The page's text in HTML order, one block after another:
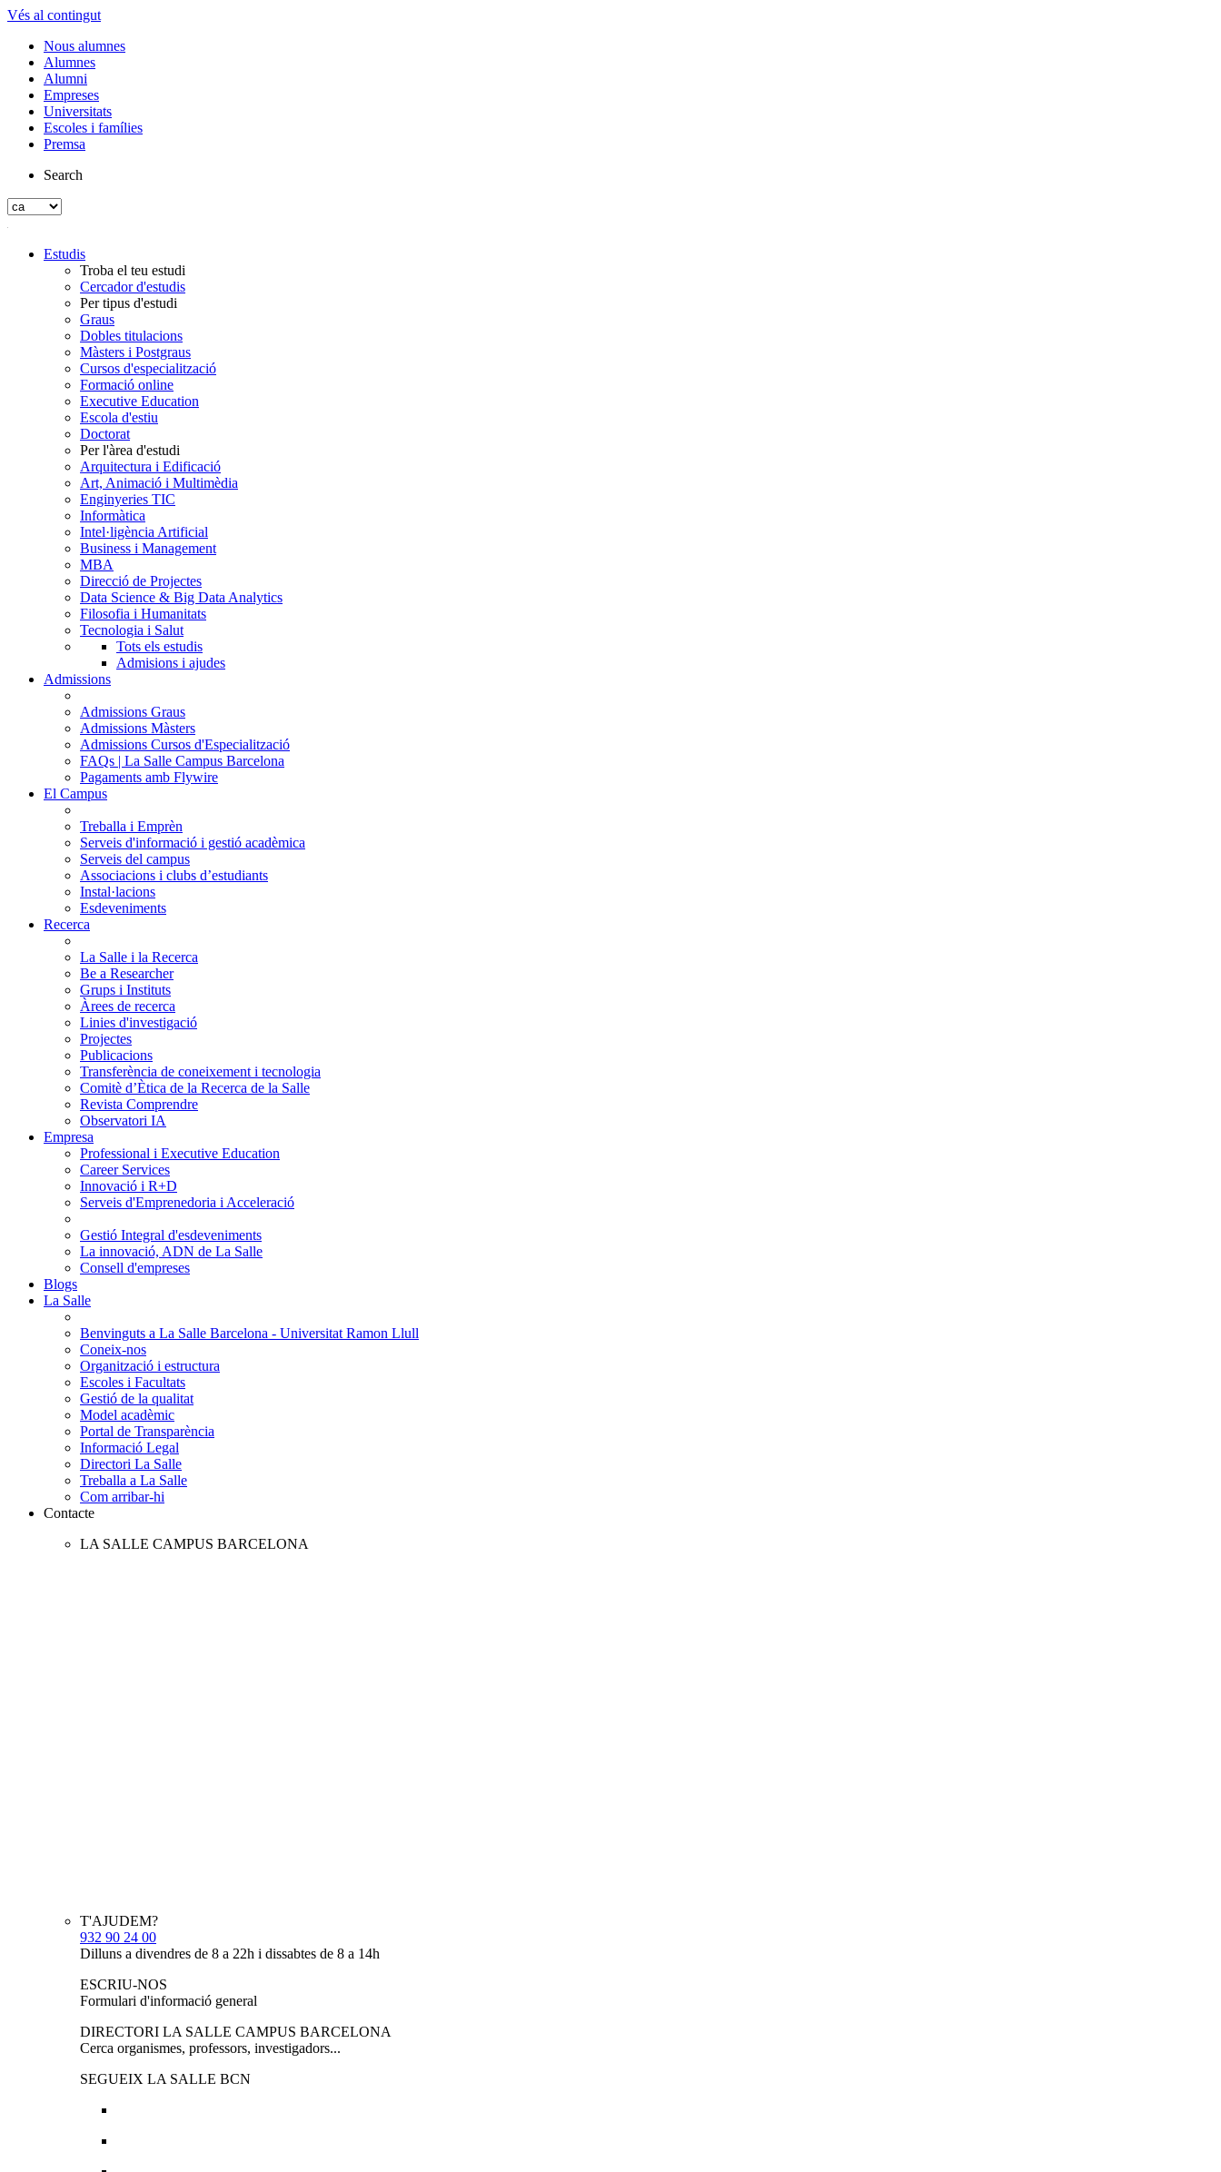
Vés al contingut
Nous alumnes
Alumnes
Alumni
Empreses
Universitats
Escoles i famílies
Premsa
Search
Estudis
Troba el teu estudi
Cercador d'estudis
Per tipus d'estudi
Graus
Dobles titulacions
Màsters i Postgraus
Cursos d'especialització
Formació online
Executive Education
Escola d'estiu
Doctorat
Per l'àrea d'estudi
Arquitectura i Edificació
Art, Animació i Multimèdia
Enginyeries TIC
Informàtica
Intel·ligència Artificial
Business i Management
MBA
Direcció de Projectes
Data Science & Big Data Analytics
Filosofia i Humanitats
Tecnologia i Salut
Tots els estudis
Admisions i ajudes
Admissions
Admissions Graus
Admissions Màsters
Admissions Cursos d'Especialització
FAQs | La Salle Campus Barcelona
Pagaments amb Flywire
El Campus
Treballa i Emprèn
Serveis d'informació i gestió acadèmica
Serveis del campus
Associacions i clubs d’estudiants
Instal·lacions
Esdeveniments
Recerca
La Salle i la Recerca
Be a Researcher
Grups i Instituts
Àrees de recerca
Linies d'investigació
Projectes
Publicacions
Transferència de coneixement i tecnologia
Comitè d’Ètica de la Recerca de la Salle
Revista Comprendre
Observatori IA
Empresa
Professional i Executive Education
Career Services
Innovació i R+D
Serveis d'Emprenedoria i Acceleració
Gestió Integral d'esdeveniments
La innovació, ADN de La Salle
Consell d'empreses
Blogs
La Salle
Benvinguts a La Salle Barcelona - Universitat Ramon Llull
Coneix-nos
Organització i estructura
Escoles i Facultats
Gestió de la qualitat
Model acadèmic
Portal de Transparència
Informació Legal
Directori La Salle
Treballa a La Salle
Com arribar-hi
Contacte
LA SALLE CAMPUS BARCELONA
T'AJUDEM?
932 90 24 00
Dilluns a divendres de 8 a 22h i dissabtes de 8 a 14h
ESCRIU-NOS
Formulari d'informació general
DIRECTORI LA SALLE CAMPUS BARCELONA
Cerca organismes, professors, investigadors...
SEGUEIX LA SALLE BCN